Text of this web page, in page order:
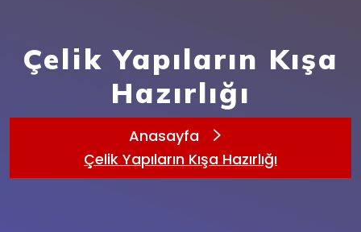
Çelik Yapıların Kışa
Hazırlığı
Anasayfa
Çelik Yapıların Kışa Hazırlığı